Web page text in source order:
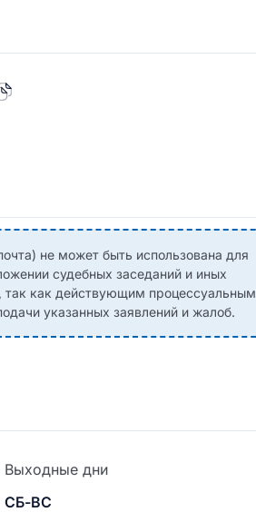
не может быть использована для
судебных заседаний и иных
так как действующим процессуальным
указанных заявлений и жалоб.
Выходные дни
СБ-ВС